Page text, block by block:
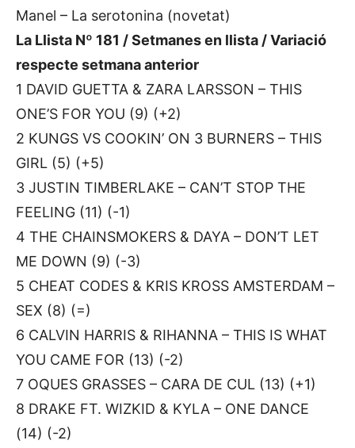
Manel – La serotonina (novetat)
La Llista Nº 181 / Setmanes en llista / Variació
respecte setmana anterior
1 DAVID GUETTA & ZARA LARSSON – THIS
ONE’S FOR YOU (9) (+2)
2 KUNGS VS COOKIN’ ON 3 BURNERS – THIS
GIRL (5) (+5)
3 JUSTIN TIMBERLAKE – CAN’T STOP THE
FEELING (11) (-1)
4 THE CHAINSMOKERS & DAYA – DON’T LET
ME DOWN (9) (-3)
5 CHEAT CODES & KRIS KROSS AMSTERDAM –
SEX (8) (=)
6 CALVIN HARRIS & RIHANNA – THIS IS WHAT
YOU CAME FOR (13) (-2)
7 OQUES GRASSES – CARA DE CUL (13) (+1)
8 DRAKE FT. WIZKID & KYLA – ONE DANCE
(14) (-2)